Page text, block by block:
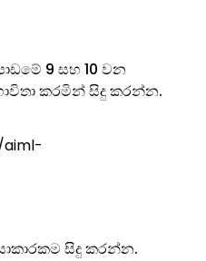
9 සහ 10 වන
කරමින් සිදු කරන්න.
සිදු කරන්න.